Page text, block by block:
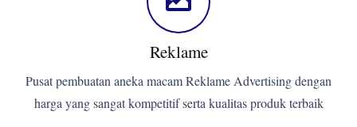
Reklame
Pusat pembuatan aneka macam Reklame Advertising dengan
harga yang sangat kompetitif serta kualitas produk terbaik